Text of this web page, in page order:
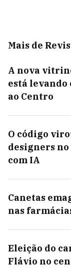
Mais de
A nova
está levando
ao Centro
O código
designers
com IA
Canetas
nas
Eleição do
Flávio no